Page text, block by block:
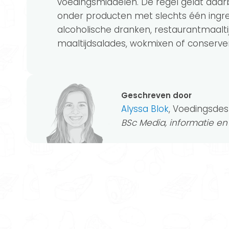
onder producten met slechts één
alcoholische dranken,
maaltijdsalades, wokmixen of
Geschreven door
Alyssa Blok,
BSc Media, informatie